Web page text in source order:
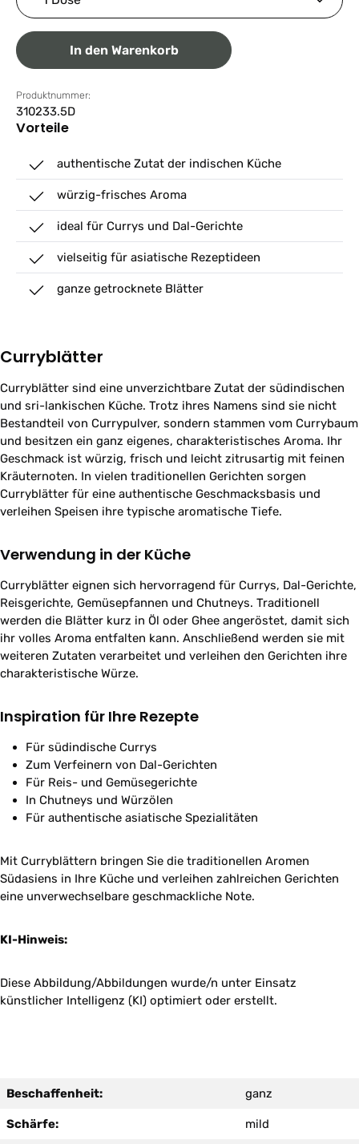
In den Warenkorb
Produktnummer:
310233.5D
Vorteile
authentische Zutat der indischen Küche
würzig-frisches Aroma
ideal für Currys und Dal-Gerichte
vielseitig für asiatische Rezeptideen
ganze getrocknete Blätter
Curryblätter
Curryblätter sind eine unverzichtbare Zutat der südindischen
und sri-lankischen Küche. Trotz ihres Namens sind sie nicht
Bestandteil von Currypulver, sondern stammen vom Currybaum
und besitzen ein ganz eigenes, charakteristisches Aroma. Ihr
Geschmack ist würzig, frisch und leicht zitrusartig mit feinen
Kräuternoten. In vielen traditionellen Gerichten sorgen
Curryblätter für eine authentische Geschmacksbasis und
verleihen Speisen ihre typische aromatische Tiefe.
Verwendung in der Küche
Curryblätter eignen sich hervorragend für Currys, Dal-Gerichte,
Reisgerichte, Gemüsepfannen und Chutneys. Traditionell
werden die Blätter kurz in Öl oder Ghee angeröstet, damit sich
ihr volles Aroma entfalten kann. Anschließend werden sie mit
weiteren Zutaten verarbeitet und verleihen den Gerichten ihre
charakteristische Würze.
Inspiration für Ihre Rezepte
Für südindische Currys
Zum Verfeinern von Dal-Gerichten
Für Reis- und Gemüsegerichte
In Chutneys und Würzölen
Für authentische asiatische Spezialitäten
Mit Curryblättern bringen Sie die traditionellen Aromen
Südasiens in Ihre Küche und verleihen zahlreichen Gerichten
eine unverwechselbare geschmackliche Note.
KI-Hinweis:
Diese Abbildung/Abbildungen wurde/n unter Einsatz
künstlicher Intelligenz (KI) optimiert oder erstellt.
Beschaffenheit: ganz
Schärfe: mild